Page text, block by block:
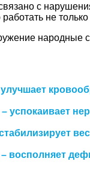
с
не
народные
успокаивает
– восполняет